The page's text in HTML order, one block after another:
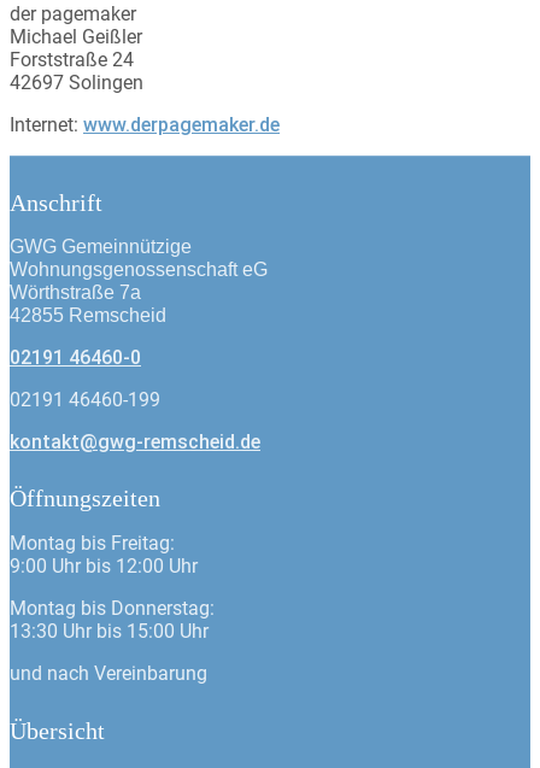
der pagemaker
Michael Geißler
Forststraße 24
42697 Solingen
Internet: www.derpagemaker.de
Anschrift
GWG Gemeinnützige
Wohnungsgenossenschaft eG
Wörthstraße 7a
42855 Remscheid
02191 46460-0
02191 46460-199
kontakt@gwg-remscheid.de
Öffnungszeiten
Montag bis Freitag:
9:00 Uhr bis 12:00 Uhr
Montag bis Donnerstag:
13:30 Uhr bis 15:00 Uhr
und nach Vereinbarung
Übersicht